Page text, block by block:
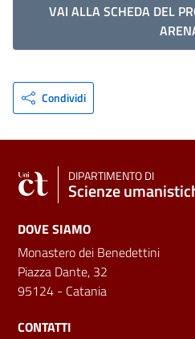
VAI ALLA SCHEDA DEL
Condividi
DIPARTIMENTO DI
Scienze
DOVE SIAMO
Monastero dei Benedettini
Piazza Dante, 32
95124 - Catania
CONTATTI